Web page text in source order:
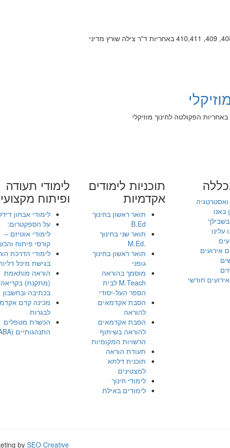
הפקולטה לחינוך מוזיקלי
ואסטרטגיה
באנו
עלינו
אירועים
חודשי
תוכניות לימודים
אקדמיות
תואר ראשון בחינוך
B.Ed
תואר שני בחינוך
.M.Ed
תואר ראשון בחינוך
גופני
מוסמך בהוראה
M.Teach לבית
הספר העל-יסודי
הסבת אקדמאים
להוראה
הסבת אקדמאים
להוראה בשיתוף
הרשויות המקומיות
תעודת הוראה
תוכנית דלתא
למצטינים
לימודי חינוך
לימודים באילת
לימודי תעודה
ופיתוח מקצועי
לימודי אבחון
על הספקטרום:
לימודי אוטיזם –
קורסי פיתוח
לימודי הדרכת
בגישת מיכל
הוראה מותאמת
(מתקנת)
בכתיבה ובחשבון
מכינה קדם
לבגרות
הכשרת מטפלים
התנהגותיים (ABA)
by SEO Creative